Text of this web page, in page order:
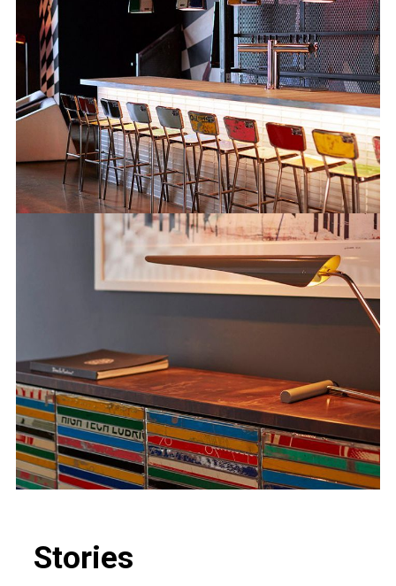
Stories